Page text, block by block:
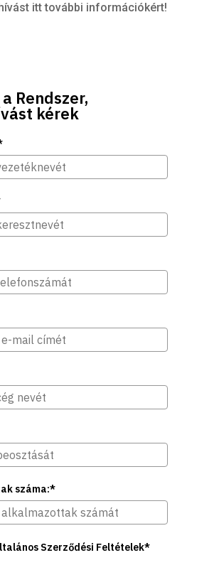
itt további információkért!
Rendszer,
kérek
száma:*
Szerződési Feltételek*